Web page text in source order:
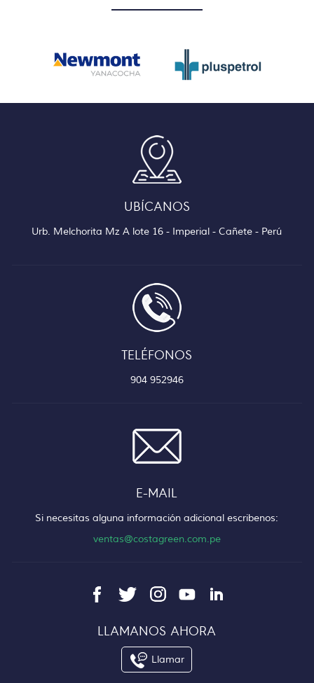
UBÍCANOS
Urb. Melchorita Mz A lote 16 - Imperial - Cañete - Perú
TELÉFONOS
904 952946
E-MAIL
Si necesitas alguna información adicional escribenos:
ventas@costagreen.com.pe
LLAMANOS AHORA
Llamar